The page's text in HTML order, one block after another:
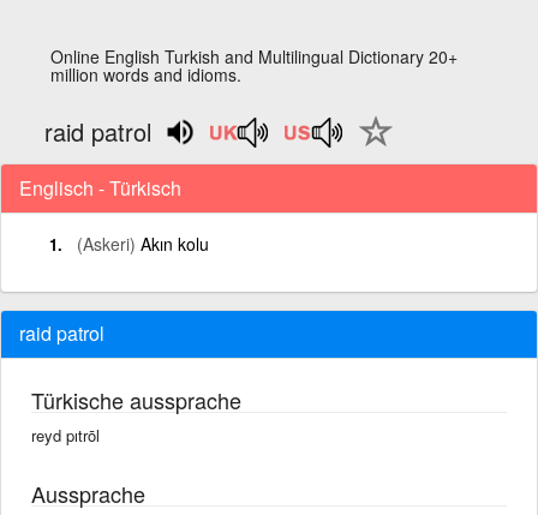
Online English Turkish and Multilingual Dictionary 20+
million words and idioms.
raid patrol
Englisch - Türkisch
(Askeri) Akın kolu
raid patrol
Türkische aussprache
reyd pıtrōl
Aussprache